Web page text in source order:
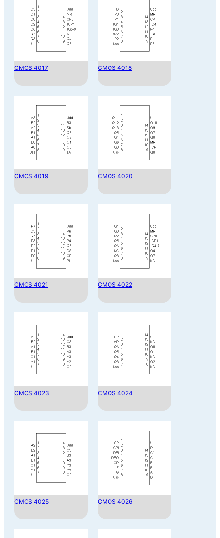
CMOS 4017 CMOS 4018
CMOS 4019 CMOS 4020
CMOS 4021 CMOS 4022
CMOS 4023 CMOS 4024
CMOS 4025 CMOS 4026